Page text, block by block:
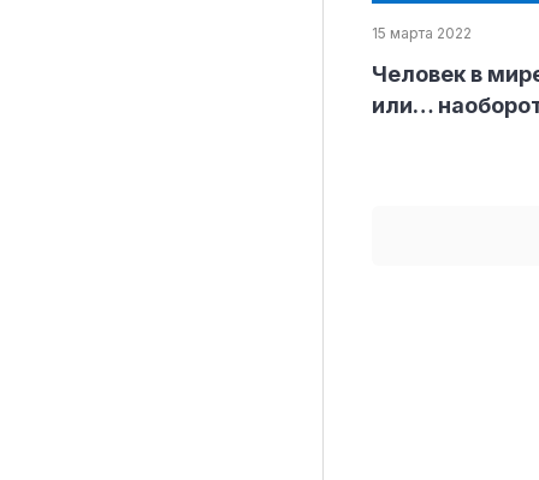
Интеллектуальная собственность и креативные
15 марта 2022
Человек в
или…